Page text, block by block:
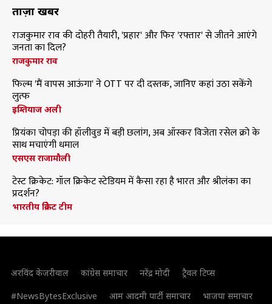
ताज़ा खबरें
राजकुमार राव की दोहरी तैयारी, 'प्रहार' और फिर 'रफ्तार' से जीतने आएंगे
जनता का दिल?
राजकुमार राव
फिल्म 'मैं वापस आऊंगा' ने OTT पर दी दस्तक, जानिए कहां उठा सकेंगे
लुत्फ
इम्तियाज अली
प्रियंका चोपड़ा की हॉलीवुड में बड़ी छलांग, अब ऑस्कर विजेता रसेल क्रो के
साथ मचाएंगी धमाल
एसएस राजामौली
टेस्ट क्रिकेट: गॉल क्रिकेट स्टेडियम में कैसा रहा है भारत और श्रीलंका का
प्रदर्शन?
भारतीय क्रिकेट टीम
अरविंद केजरीवाल कांग्रेस समाचार नरेंद्र मोदी
ट्रैवल टिप्स
#NewsBytesExclusive
आम आदमी पार्टी समाचार भाजपा समाचार